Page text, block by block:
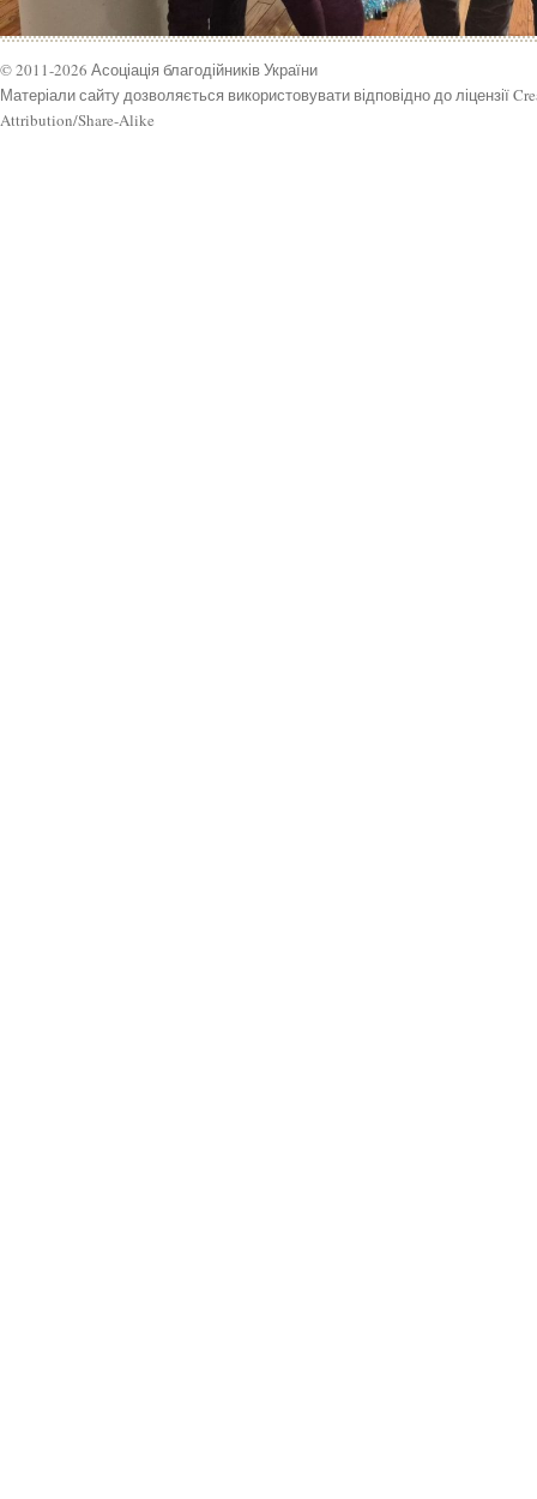
© 2011-2026 Асоціація благодійників України
Матеріали сайту дозволяється використовувати відповідно до ліцензії
Attribution/Share-Alike